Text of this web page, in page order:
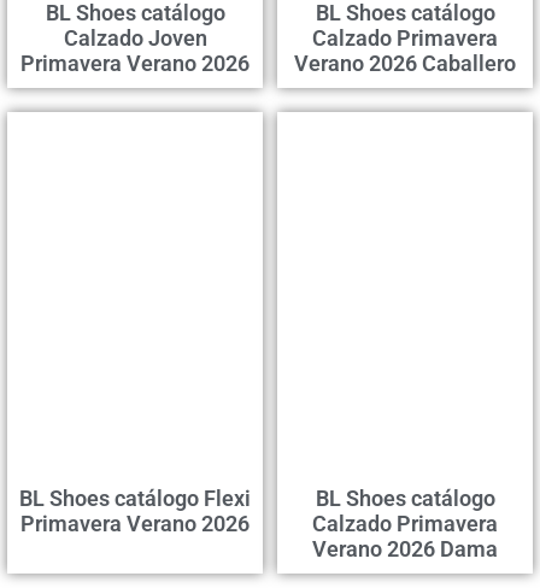
BL Shoes catálogo
Calzado Joven
Primavera Verano 2026
BL Shoes catálogo
Calzado Primavera
Verano 2026 Caballero
BL Shoes catálogo Flexi
Primavera Verano 2026
BL Shoes catálogo
Calzado Primavera
Verano 2026 Dama